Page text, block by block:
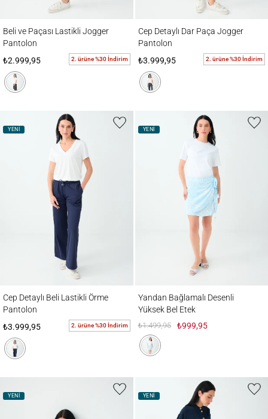
Beli ve Paçası Lastikli Jogger
Pantolon
₺2.999,95
2. ürüne %30 İndirim
Cep Detaylı Dar Paça Jogger
Pantolon
₺3.999,95
2. ürüne %30 İndirim
YENİ
Cep Detaylı Beli Lastikli Örme
Pantolon
₺3.999,95
2. ürüne %30 İndirim
YENİ
Yandan Bağlamalı Desenli
Yüksek Bel Etek
₺1.499,95 ₺999,95
YENİ YENİ